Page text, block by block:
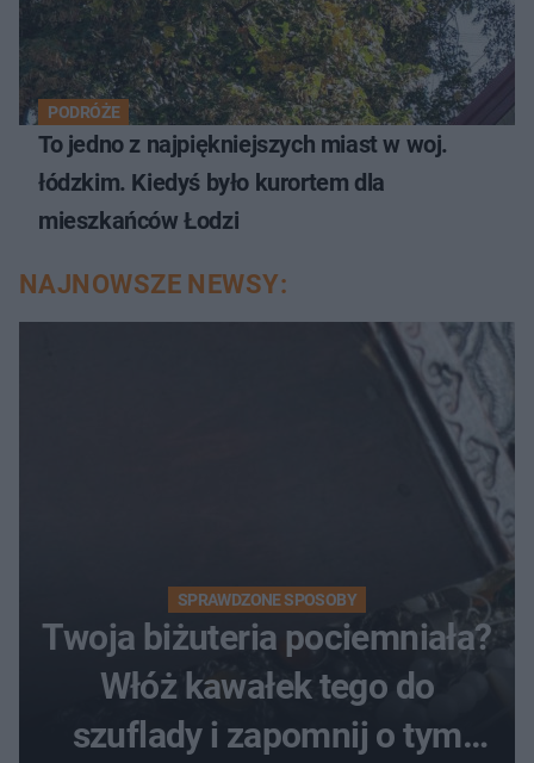
PODRÓŻE
To jedno z najpiękniejszych miast w woj.
łódzkim. Kiedyś było kurortem dla
mieszkańców Łodzi
NAJNOWSZE NEWSY:
SPRAWDZONE SPOSOBY
Twoja biżuteria pociemniała?
Włóż kawałek tego do
szuflady i zapomnij o tym